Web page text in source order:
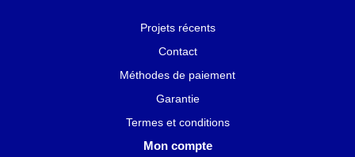
Projets récents
Contact
Méthodes de paiement
Garantie
Termes et conditions
Mon compte